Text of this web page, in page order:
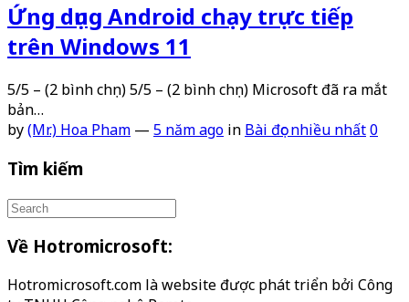
Ứng dụng Android chạy trực tiếp
trên Windows 11
5/5 – (2 bình chọn) 5/5 – (2 bình chọn) Microsoft đã ra mắt
bản…
by(Mr.) Hoa Pham — 5 năm ago in Bài đọc nhiều nhất0
Tìm kiếm
Về Hotromicrosoft:
Hotromicrosoft.com là website được phát triển bởi Công